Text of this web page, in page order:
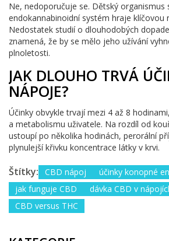
Ne, nedoporučuje se. Dětský organismus
endokannabinoidní systém hraje klíčovou
Nedostatek studií o dlouhodobých
znamená, že by se mělo jeho užívání
plnoletosti.
JAK DLOUHO TRVÁ
NÁPOJE?
Účinky obvykle trvají mezi 4 až 8
a metabolismu uživatele. Na rozdíl od
ustoupí po několika hodinách, perorální
plynulejší křivku koncentrace látky v krvi.
Štítky: CBD nápoj
účinky konopné
jak funguje CBD
dávka CBD v
CBD versus THC